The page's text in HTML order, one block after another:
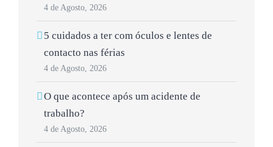
4 de Agosto, 2026
5 cuidados a ter com óculos e lentes de
contacto nas férias
4 de Agosto, 2026
O que acontece após um acidente de
trabalho?
4 de Agosto, 2026